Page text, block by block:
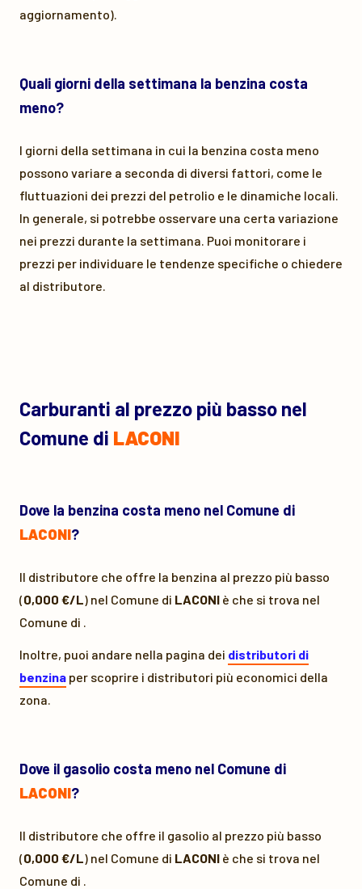
aggiornamento).
Quali giorni della settimana la benzina costa
meno?
I giorni della settimana in cui la benzina costa meno
possono variare a seconda di diversi fattori, come le
fluttuazioni dei prezzi del petrolio e le dinamiche locali.
In generale, si potrebbe osservare una certa variazione
nei prezzi durante la settimana. Puoi monitorare i
prezzi per individuare le tendenze specifiche o chiedere
al distributore.
Carburanti al prezzo più basso nel
Comune di LACONI
Dove la benzina costa meno nel Comune di
LACONI?
Il distributore che offre la benzina al prezzo più basso
(0,000 €/L) nel Comune di LACONI è che si trova nel
Comune di .
Inoltre, puoi andare nella pagina dei distributori di
benzina per scoprire i distributori più economici della
zona.
Dove il gasolio costa meno nel Comune di
LACONI?
Il distributore che offre il gasolio al prezzo più basso
(0,000 €/L) nel Comune di LACONI è che si trova nel
Comune di .